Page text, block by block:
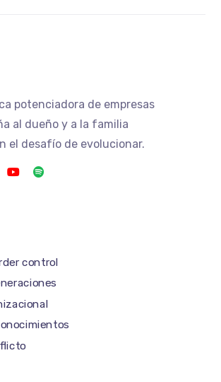
potenciadora de empresas
al dueño y a la familia
el desafío de evolucionar.
control